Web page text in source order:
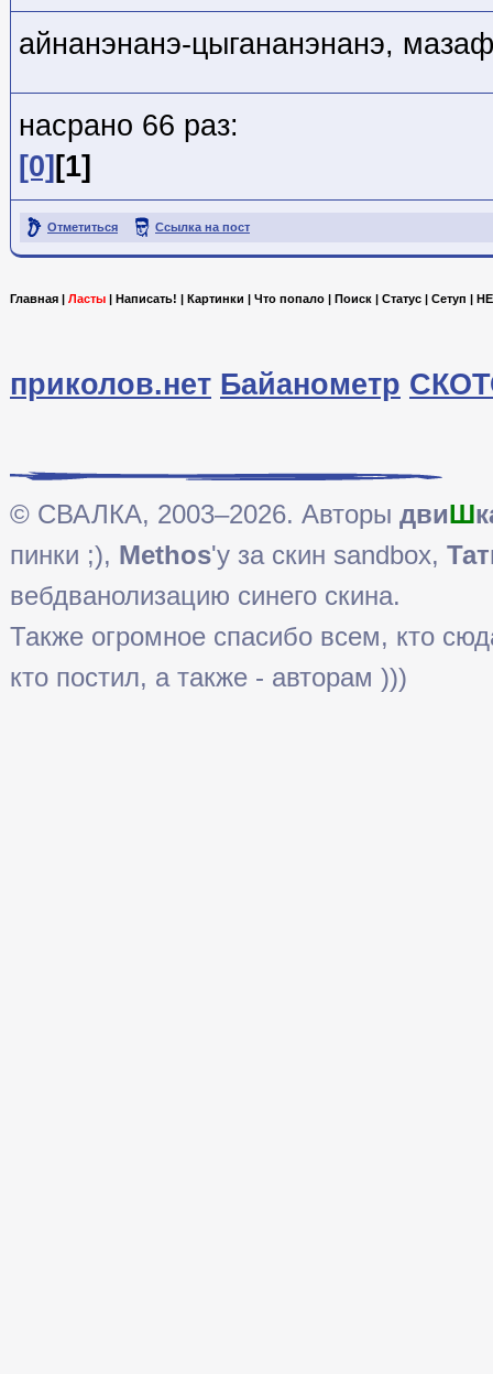
айнанэнанэ-цыгананэнанэ,
насрано 66 раз:
[0] [1]
Отметиться Ссылка на пост
Главная Ласты Написать! Картинки Что попало Поиск Статус Сетуп
приколов.нет Байанометр
© СВАЛКА, 2003–2026. Авторы двиШ
пинки ;), Methos'у за скин sandbox,
вебдванолизацию синего скина.
Также огромное спасибо всем, кто
кто постил, а также - авторам )))